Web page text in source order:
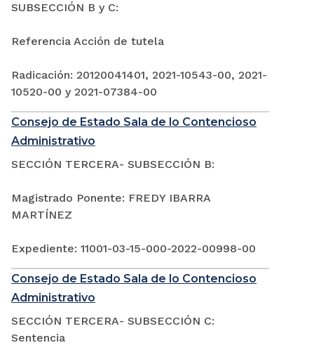
SUBSECCIÓN B y C:
Referencia Acción de tutela
Radicación: 20120041401, 2021-10543-00, 2021-
10520-00 y 2021-07384-00
Consejo de Estado Sala de lo Contencioso
Administrativo
SECCIÓN TERCERA- SUBSECCIÓN B:
Magistrado Ponente: FREDY IBARRA
MARTÍNEZ
Expediente: 11001-03-15-000-2022-00998-00
Consejo de Estado Sala de lo Contencioso
Administrativo
SECCIÓN TERCERA- SUBSECCIÓN C:
Sentencia